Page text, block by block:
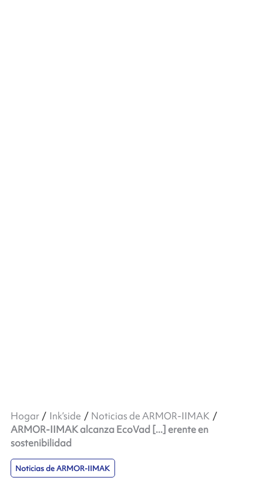
Hogar Ink’side
Noticias de ARMOR-IIMAK
ARMOR-IIMAK alcanza EcoVad [...] erente en
sostenibilidad
Noticias de ARMOR-IIMAK